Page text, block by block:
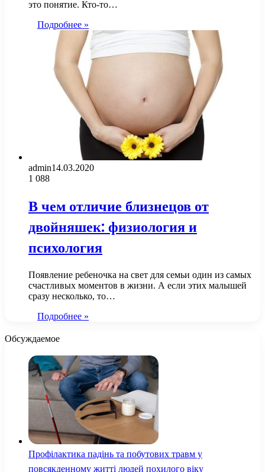
это понятие. Кто-то…
Подробнее »
admin14.03.2020
1 088
В чем отличие близнецов от
двойняшек: физиология и
психология
Появление ребеночка на свет для семьи один из самых
счастливых моментов в жизни. А если этих малышей
сразу несколько, то…
Подробнее »
Обсуждаемое
Профілактика падінь та побутових травм у
повсякденному житті людей похилого віку